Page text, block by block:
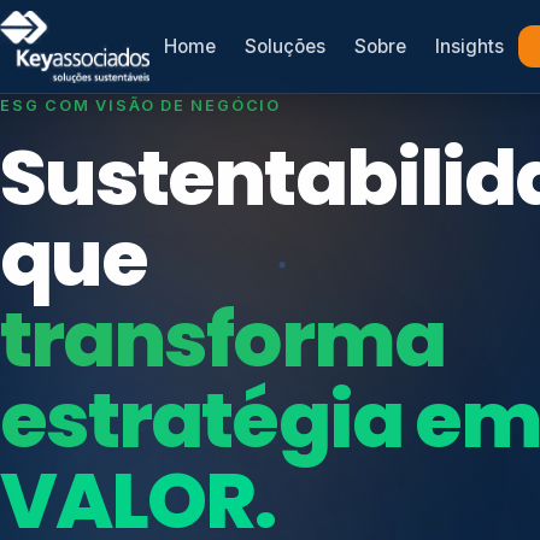
Home Soluções Sobre Insights
que
transforma
estratégia em
VALOR.
SISTEMAS DE GESTÃO OTIMIZADOS E INTEGRADOS
que
protege seu
negócio.
Consultoria, auditoria e treinamentos em ISO
Índices de Mercado
Reputação e Cadeia